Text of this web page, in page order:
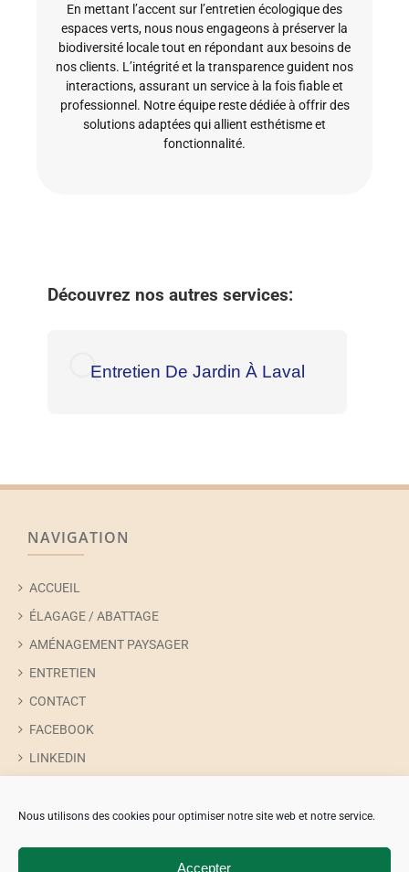
Nous utilisons des cookies pour optimiser notre site web et notre service.
Accepter
En mettant l’accent sur l’entretien écologique des
espaces verts, nous nous engageons à préserver la
biodiversité locale tout en répondant aux besoins de
nos clients. L’intégrité et la transparence guident nos
interactions, assurant un service à la fois fiable et
professionnel. Notre équipe reste dédiée à offrir des
solutions adaptées qui allient esthétisme et
fonctionnalité.
Découvrez nos autres services:
Entretien De Jardin À Laval
NAVIGATION
ACCUEIL
ÉLAGAGE / ABATTAGE
AMÉNAGEMENT PAYSAGER
ENTRETIEN
CONTACT
FACEBOOK
LINKEDIN
TIKTOK